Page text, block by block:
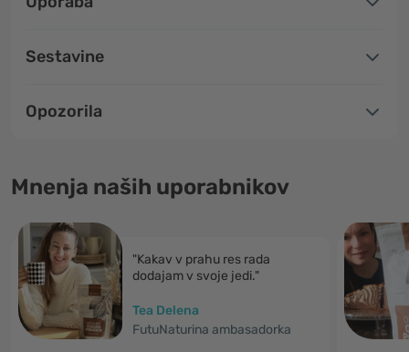
Sestavine
Opozorila
Mnenja naših uporabnikov
"Kakav v prahu res rada
dodajam v svoje jedi."
Tea Delena
FutuNaturina ambasadorka